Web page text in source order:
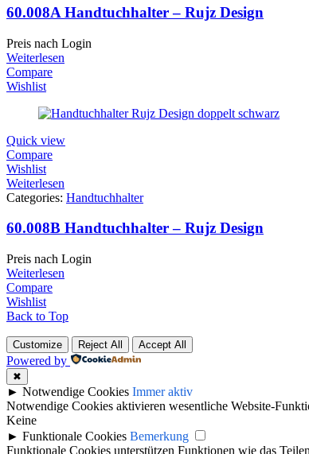
60.008A Handtuchhalter – Rujz Design
Preis nach Login
Weiterlesen
Compare
Wishlist
Quick view
Compare
Wishlist
Weiterlesen
Categories: Handtuchhalter
60.008B Handtuchhalter – Rujz Design
Preis nach Login
Weiterlesen
Compare
Wishlist
Back to Top
Customize Reject All Accept All
Powered by
✖
► Notwendige Cookies Immer aktiv
Notwendige Cookies aktivieren wesentliche Website-
Keine
► Funktionale Cookies Bemerkung
Funktionale Cookies unterstützen Funktionen wie das